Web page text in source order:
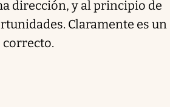
dirección, y al principio de
Claramente es un
correcto.